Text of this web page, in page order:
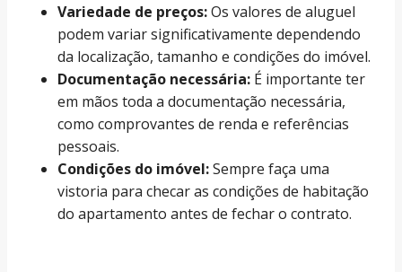
Variedade de preços:Os valores de aluguel
podem variar significativamente dependendo
da localização, tamanho e condições do imóvel.
Documentação necessária: É importante ter
em mãos toda a documentação necessária,
como comprovantes de renda e referências
pessoais.
Condições do imóvel:Sempre faça uma
vistoria para checar as condições de habitação
do apartamento antes de fechar o contrato.